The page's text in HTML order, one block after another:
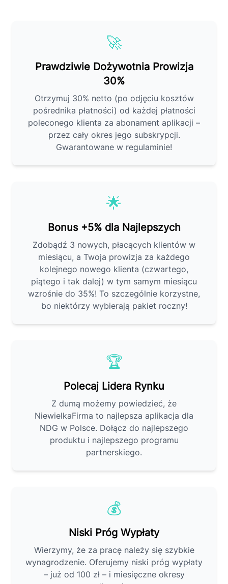
🚀
Prawdziwie Dożywotnia Prowizja
30%
Otrzymuj 30% netto (po odjęciu kosztów
pośrednika płatności) od każdej płatności
poleconego klienta za abonament aplikacji –
przez cały okres jego subskrypcji.
Gwarantowane w regulaminie!
🌟
Bonus +5% dla Najlepszych
Zdobądź 3 nowych, płacących klientów w
miesiącu, a Twoja prowizja za każdego
kolejnego nowego klienta (czwartego,
piątego i tak dalej) w tym samym miesiącu
wzrośnie do 35%! To szczególnie korzystne,
bo niektórzy wybierają pakiet roczny!
🏆
Polecaj Lidera Rynku
Z dumą możemy powiedzieć, że
NiewielkaFirma to najlepsza aplikacja dla
NDG w Polsce. Dołącz do najlepszego
produktu i najlepszego programu
partnerskiego.
💰
Niski Próg Wypłaty
Wierzymy, że za pracę należy się szybkie
wynagrodzenie. Oferujemy niski próg wypłaty
– już od 100 zł – i miesięczne okresy